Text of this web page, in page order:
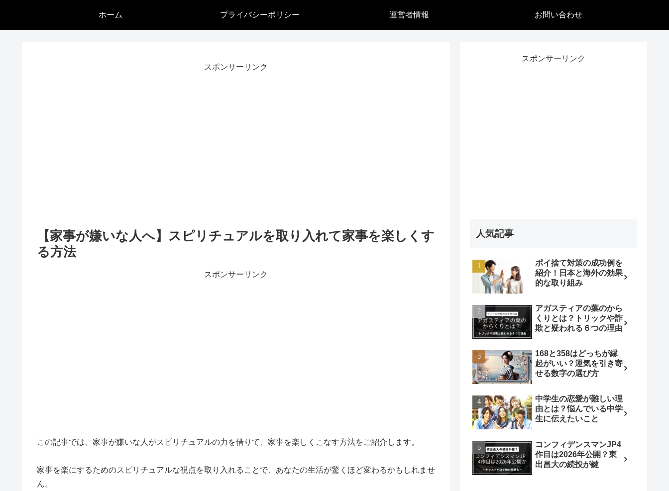
ホーム プライバシーポリシー 運営者情報 お問い合わせ
スポンサーリンク
【家事が嫌いな人へ】スピリチュアルを取り入れて家事を楽しくす
る方法
スポンサーリンク
この記事では、家事が嫌いな人がスピリチュアルの力を借りて、家事を楽しくこなす方法をご紹介します。
家事を楽にするためのスピリチュアルな視点を取り入れることで、あなたの生活が驚くほど変わるかもしれませ
ん。
スポンサーリンク
人気記事
ポイ捨て対策の成功例を
紹介！日本と海外の効果
的な取り組み
アガスティアの葉のから
くりとは？トリックや詐
欺と疑われる６つの理由
168と358はどっちが縁
起がいい？運気を引き寄
せる数字の選び方
中学生の恋愛が難しい理
由とは？悩んでいる中学
生に伝えたいこと
コンフィデンスマンJP4
作目は2026年公開？東
出昌大の続投が鍵